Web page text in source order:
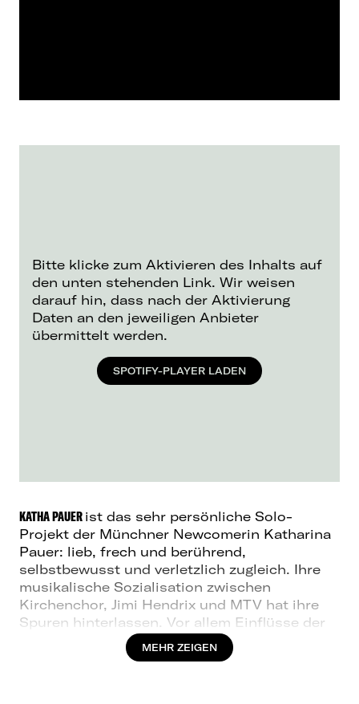
Bitte klicke zum Aktivieren des Inhalts auf
den unten stehenden Link. Wir weisen
darauf hin, dass nach der Aktivierung
Daten an den jeweiligen Anbieter
übermittelt werden.
SPOTIFY-PLAYER LADEN
KATHA PAUER ist das sehr persönliche Solo-
Projekt der Münchner Newcomerin Katharina
Pauer: lieb, frech und berührend,
selbstbewusst und verletzlich zugleich. Ihre
musikalische Sozialisation zwischen
Kirchenchor, Jimi Hendrix und MTV hat ihre
Spuren hinterlassen. Vor allem Einflüsse der
amerikanischen R’n‘B-Szene der frühen
2000er – wie etwa Destiny’s Child, Beyoncé
MEHR ZEIGEN